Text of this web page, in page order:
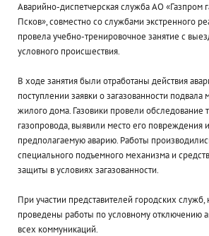
Аварийно-диспетчерская служба АО «Газпром
Псков», совместно со службами экстренного
провела учебно-тренировочное занятие с
условного происшествия.
В ходе занятия были отработаны действия
поступлении заявки о загазованности подвала
жилого дома. Газовики провели обследование
газопровода, выявили место его повреждения
предполагаемую аварию. Работы
специального подъемного механизма и
защиты в условиях загазованности.
При участии представителей городских
проведены работы по условному отключению
всех коммуникаций.